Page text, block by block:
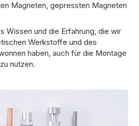
Magneten, gepressten Magneten
Wissen und die Erfahrung, die wir
Werkstoffe und des
haben, auch für die Montage
nutzen.